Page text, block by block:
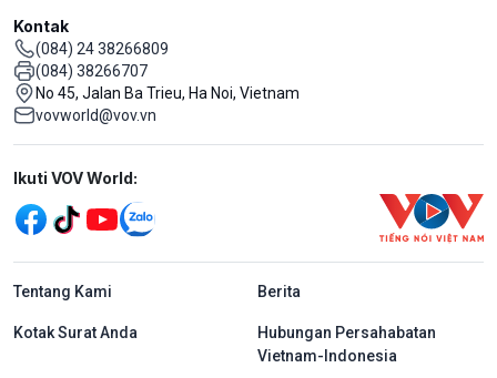
Kontak
(084) 24 38266809
(084) 38266707
No 45, Jalan Ba Trieu, Ha Noi, Vietnam
vovworld@vov.vn
Mạng xã hội
Ikuti VOV World:
menu footer tiếng Indo
Tentang Kami Berita
Kotak Surat Anda
Hubungan Persahabatan
Vietnam-Indonesia